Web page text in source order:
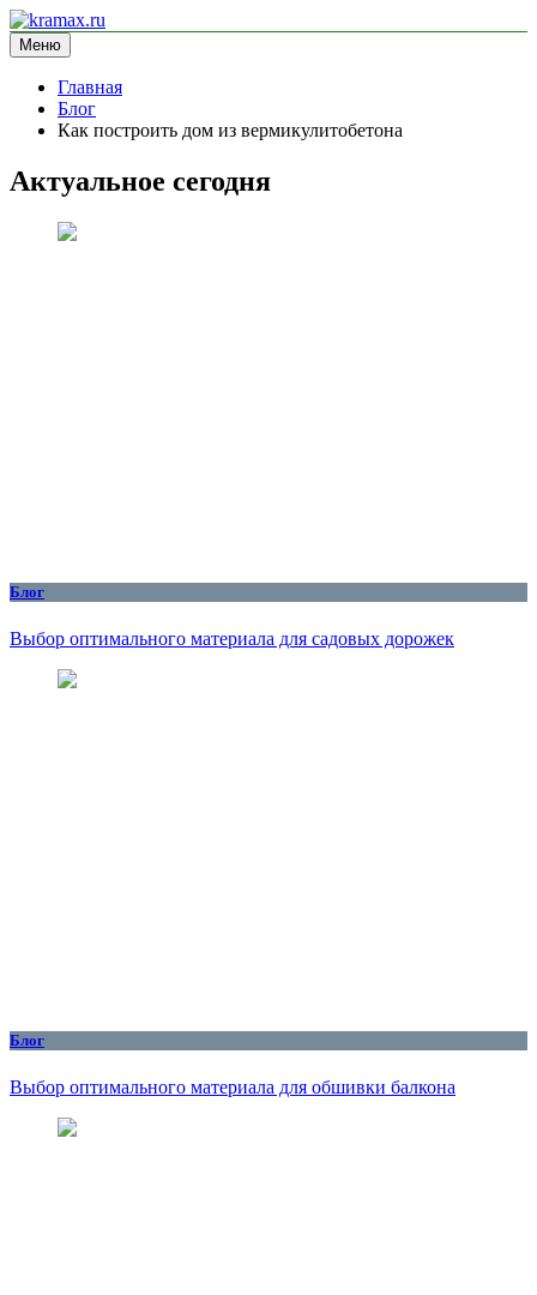
Перейти
к
содержимому
kramax.ru
блог про строительство
Меню
Главная
Блог
Как построить дом из вермикулитобетона
Актуальное сегодня
Блог
Выбор оптимального материала для садовых дорожек
Блог
Выбор оптимального материала для обшивки балкона